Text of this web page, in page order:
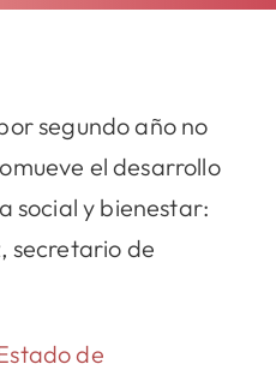
segundo año no
el desarrollo
social y bienestar:
secretario de
de